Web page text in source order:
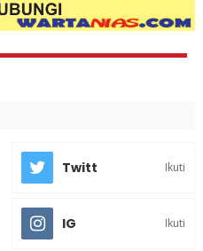
Twitt Ikuti
IG Ikuti